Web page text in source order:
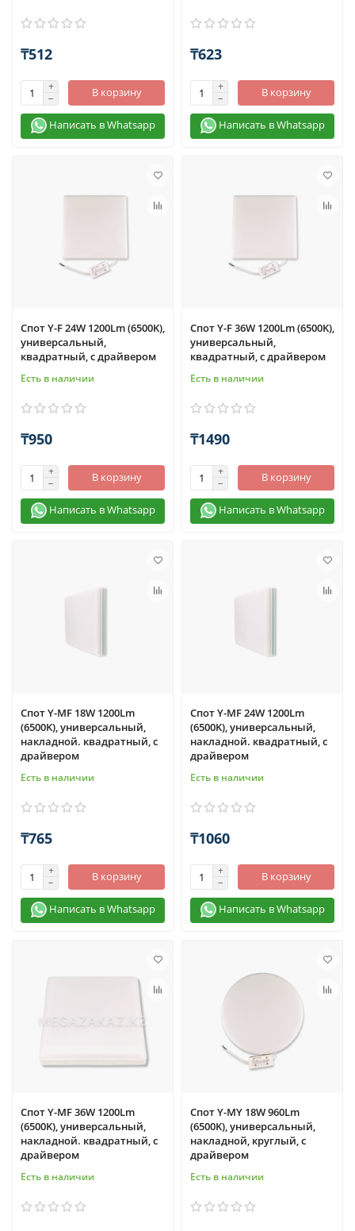
₸512
В корзину
Написать в Whatsapp
₸623
В корзину
Написать в Whatsapp
Спот Y-F 24W 1200Lm (6500K),
универсальный,
квадратный, с драйвером
Есть в наличии
₸950
В корзину
Написать в Whatsapp
Спот Y-F 36W 1200Lm (6500K),
универсальный,
квадратный, с драйвером
Есть в наличии
₸1490
В корзину
Написать в Whatsapp
Спот Y-MF 18W 1200Lm
(6500K), универсальный,
накладной. квадратный, с
драйвером
Есть в наличии
₸765
В корзину
Написать в Whatsapp
Спот Y-MF 24W 1200Lm
(6500K), универсальный,
накладной. квадратный, с
драйвером
Есть в наличии
₸1060
В корзину
Написать в Whatsapp
Спот Y-MF 36W 1200Lm
(6500K), универсальный,
накладной. квадратный, с
драйвером
Есть в наличии
Спот Y-MY 18W 960Lm
(6500K), универсальный,
накладной, круглый, с
драйвером
Есть в наличии